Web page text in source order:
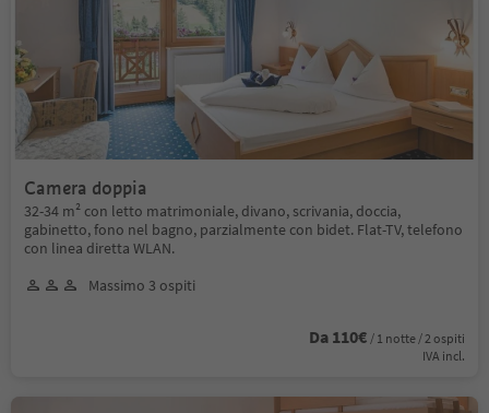
Camera doppia
32-34 m² con letto matrimoniale, divano, scrivania, doccia,
gabinetto, fono nel bagno, parzialmente con bidet. Flat-TV, telefono
con linea diretta WLAN.
Massimo 3 ospiti
Da 110€ / 1 notte / 2 ospiti
IVA incl.